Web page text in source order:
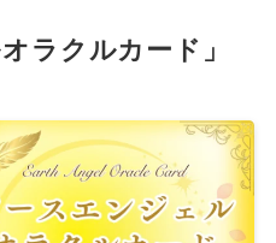
ラクルカード」